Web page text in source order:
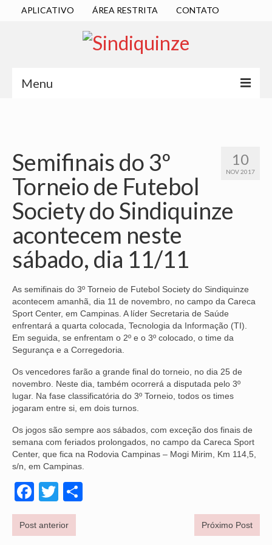
APLICATIVO ÁREA RESTRITA CONTATO
Menu
DIRETORIA EXECUTIVA
ESTATUTO
ATAS
LOCALIZAÇÃO
QUEM SOMOS
NOSSA HISTÓRIA
SUBSEDES
ARAÇATUBA
PRESIDENTE PRUDENTE
RIBEIRÃO PRETO
SÃO JOSÉ DOS CAMPOS
SÃO JOSÉ DO RIO PRETO
SOROCABA
NOTÍCIAS
BOLETIM
10
NOV 2017
Semifinais do 3º
Torneio de Futebol
Society do Sindiquinze
acontecem neste
sábado, dia 11/11
As semifinais do 3º Torneio de Futebol Society do Sindiquinze
acontecem amanhã, dia 11 de novembro, no campo da Careca
Sport Center, em Campinas. A líder Secretaria de Saúde
enfrentará a quarta colocada, Tecnologia da Informação (TI).
Em seguida, se enfrentam o 2º e o 3º colocado, o time da
Segurança e a Corregedoria.
Os vencedores farão a grande final do torneio, no dia 25 de
novembro. Neste dia, também ocorrerá a disputada pelo 3º
lugar. Na fase classificatória do 3º Torneio, todos os times
jogaram entre si, em dois turnos.
Os jogos são sempre aos sábados, com exceção dos finais de
semana com feriados prolongados, no campo da Careca Sport
Center, que fica na Rodovia Campinas – Mogi Mirim, Km 114,5,
s/n, em Campinas.
Facebook
Twitter
Post anterior Próximo Post